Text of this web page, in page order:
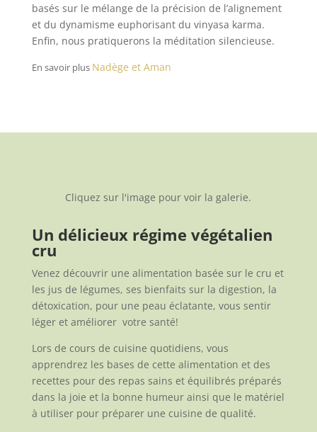
basés sur le mélange de la précision de l’alignement
et du dynamisme euphorisant du vinyasa karma.
Enfin, nous pratiquerons la méditation silencieuse.
En savoir plus Nadège et Aman
Cliquez sur l'image pour voir la galerie.
Un délicieux régime végétalien
cru
Venez découvrir une alimentation basée sur le cru et
les jus de légumes, ses bienfaits sur la digestion, la
détoxication, pour une peau éclatante, vous sentir
léger et améliorer votre santé!
Lors de cours de cuisine quotidiens, vous
apprendrez les bases de cette alimentation et des
recettes pour des repas sains et équilibrés préparés
dans la joie et la bonne humeur ainsi que le matériel
à utiliser pour préparer une cuisine de qualité.